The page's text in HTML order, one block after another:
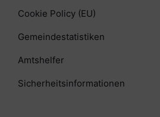
Cookie Policy (EU)
Gemeindestatistiken
Amtshelfer
Sicherheitsinformationen